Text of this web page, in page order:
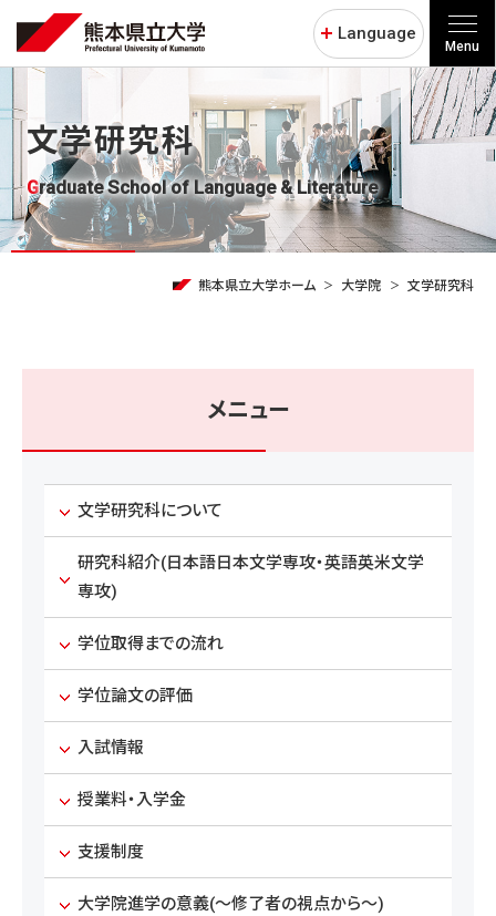
Language
Menu
文学研究科
Graduate School of Language & Literature
熊本県立大学ホーム 大学院 文学研究科
メニュー
文学研究科について
研究科紹介(日本語日本文学専攻・英語英米文学
専攻)
学位取得までの流れ
学位論文の評価
入試情報
授業料・入学金
支援制度
大学院進学の意義(～修了者の視点から～)